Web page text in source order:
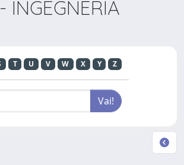
T U V W X Y Z